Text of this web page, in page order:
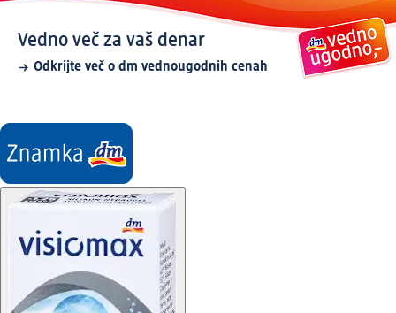
Vedno več za vaš denar
Odkrijte več o dm vednougodnih cenah